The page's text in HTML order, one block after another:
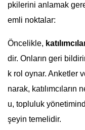
pkilerini anlamak
emli noktalar:
Öncelikle,
dir. Onların geri
k rol oynar. Anketler
narak,
u, topluluk
şeyin temelidir.